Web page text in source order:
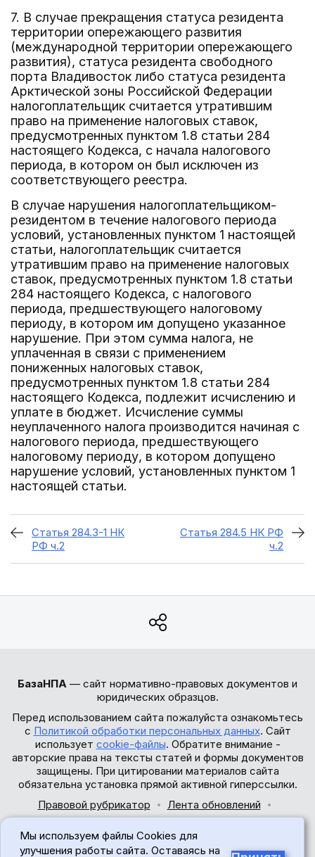
7. В случае прекращения статуса резидента
территории опережающего развития
(международной территории опережающего
развития), статуса резидента свободного
порта Владивосток либо статуса резидента
Арктической зоны Российской Федерации
налогоплательщик считается утратившим
право на применение налоговых ставок,
предусмотренных пунктом 1.8 статьи 284
настоящего Кодекса, с начала налогового
периода, в котором он был исключен из
соответствующего реестра.
В случае нарушения налогоплательщиком-
резидентом в течение налогового периода
условий, установленных пунктом 1 настоящей
статьи, налогоплательщик считается
утратившим право на применение налоговых
ставок, предусмотренных пунктом 1.8 статьи
284 настоящего Кодекса, с налогового
периода, предшествующего налоговому
периоду, в котором им допущено указанное
нарушение. При этом сумма налога, не
уплаченная в связи с применением
пониженных налоговых ставок,
предусмотренных пунктом 1.8 статьи 284
настоящего Кодекса, подлежит исчислению и
уплате в бюджет. Исчисление суммы
неуплаченного налога производится начиная с
налогового периода, предшествующего
налоговому периоду, в котором допущено
нарушение условий, установленных пунктом 1
настоящей статьи.
Статья 284.3-1 НК
РФ ч.2
Статья 284.5 НК РФ
ч.2
БазаНПА — сайт нормативно-правовых документов и
юридических образцов.
Перед использованием сайта пожалуйста ознакомьтесь
с Политикой обработки персональных данных. Сайт
использует cookie-файлы. Обратите внимание -
авторские права на тексты статей и формы документов
защищены. При цитировании материалов сайта
обязательна установка прямой активной гиперссылки.
Правовой рубрикатор
Лента обновлений
© 2017-2026
Мы используем файлы Cookies для
улучшения работы сайта. Оставаясь на